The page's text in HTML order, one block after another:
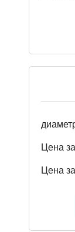
Цена
Цена